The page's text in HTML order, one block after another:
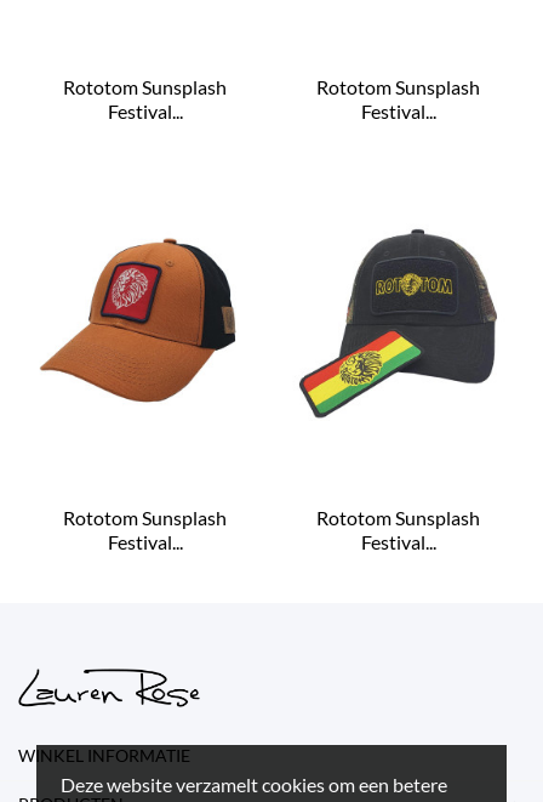
Deze website verzamelt cookies om een betere
Rototom Sunsplash
Festival...
Rototom Sunsplash
Festival...
Rototom Sunsplash
Festival...
Rototom Sunsplash
Festival...
WINKEL INFORMATIE